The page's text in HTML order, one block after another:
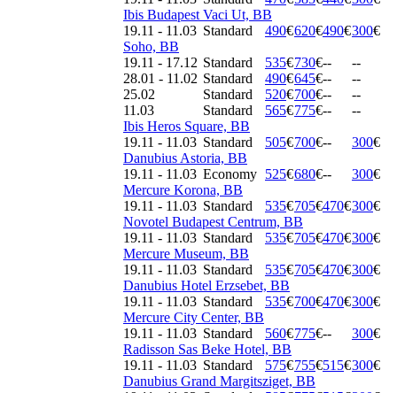
Ibis Budapest Vaci Ut, BB
19.11 - 11.03 Standard 490€620€490€300€
Soho, BB
19.11 - 17.12 Standard 535€730€--
--
28.01 - 11.02 Standard 490€645€--
--
25.02
Standard 520€700€--
--
11.03
Standard 565€775€--
--
Ibis Heros Square, BB
19.11 - 11.03 Standard 505€700€-- 300€
Danubius Astoria, BB
19.11 - 11.03 Economy 525€680€-- 300€
Mercure Korona, BB
19.11 - 11.03 Standard 535€705€470€300€
Novotel Budapest Centrum, BB
19.11 - 11.03 Standard 535€705€470€300€
Mercure Museum, BB
19.11 - 11.03 Standard 535€705€470€300€
Danubius Hotel Erzsebet, BB
19.11 - 11.03 Standard 535€700€470€300€
Mercure City Center, BB
19.11 - 11.03 Standard 560€775€-- 300€
Radisson Sas Beke Hotel, BB
19.11 - 11.03 Standard 575€755€515€300€
Danubius Grand Margitsziget, BB